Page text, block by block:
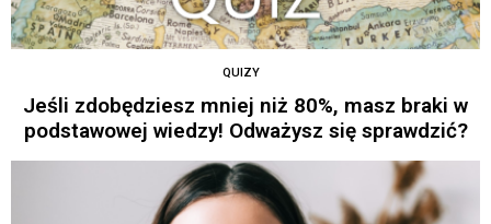
QUIZY
Jeśli zdobędziesz mniej niż 80%, masz braki w
podstawowej wiedzy! Odważysz się sprawdzić?